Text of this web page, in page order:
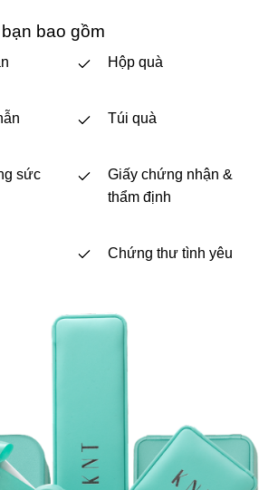
bao gồm
sức
Hộp quà
Túi quà
Giấy chứng nhận &
thẩm định
Chứng thư tình yêu